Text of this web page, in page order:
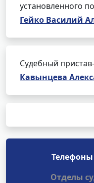
установленного
Гейко Василий
Судебный
Кавынцева
Отделы